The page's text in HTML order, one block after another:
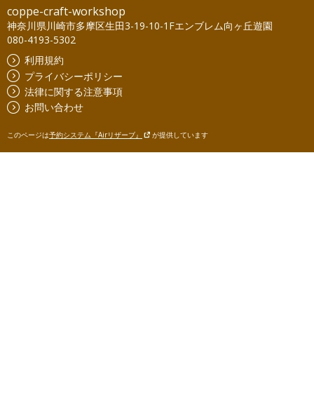
coppe-craft-workshop
神奈川県川崎市多摩区生田3-19-10-1Fエンブレム向ヶ丘遊園
080-4193-5302
利用規約
プライバシーポリシー
法律に関する注意事項
お問い合わせ
このページは予約システム『Airリザーブ』 が提供しています